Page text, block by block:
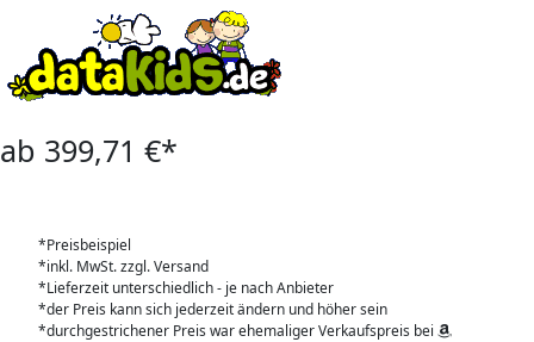
ab 399,71 €*
*Preisbeispiel
*inkl. MwSt. zzgl. Versand
*Lieferzeit unterschiedlich - je nach Anbieter
*der Preis kann sich jederzeit ändern und höher sein
*durchgestrichener Preis war ehemaliger Verkaufspreis bei